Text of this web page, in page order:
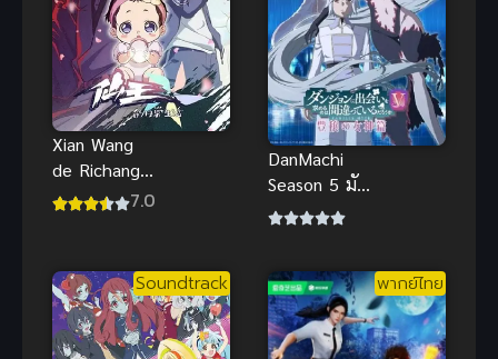
Xian Wang
de Richang
Shenghuo 5
เซียน ภาค 5
7.0
DanMachi
Season 5 มัน
ผิดรึไงถ้าใจ
ภาค 5
Soundtrack พากย์ไทย